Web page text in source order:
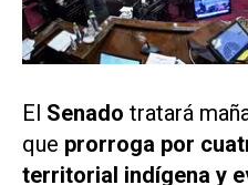
El Senado tratará
que prorroga por
territorial indígena y